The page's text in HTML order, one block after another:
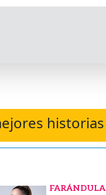
historias
FARÁNDULA